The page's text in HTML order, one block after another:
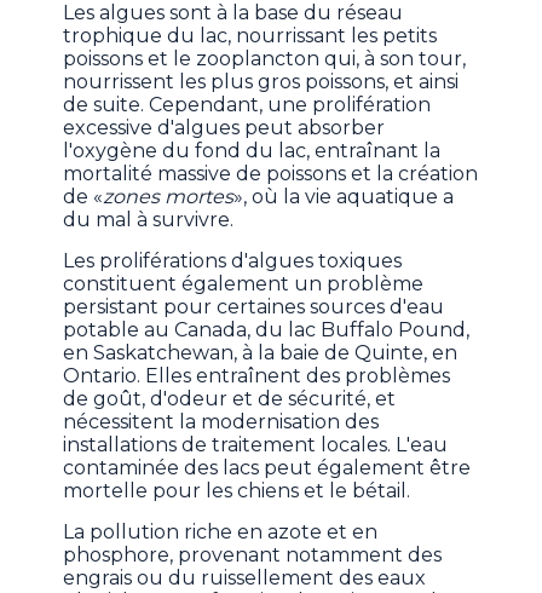
Les algues sont à la base du réseau
trophique du lac, nourrissant les petits
poissons et le zooplancton qui, à son tour,
nourrissent les plus gros poissons, et ainsi
de suite. Cependant, une prolifération
excessive d'algues peut absorber
l'oxygène du fond du lac, entraînant la
mortalité massive de poissons et la création
de «zones mortes», où la vie aquatique a
du mal à survivre.
Les proliférations d'algues toxiques
constituent également un problème
persistant pour certaines sources d'eau
potable au Canada, du lac Buffalo Pound,
en Saskatchewan, à la baie de Quinte, en
Ontario. Elles entraînent des problèmes
de goût, d'odeur et de sécurité, et
nécessitent la modernisation des
installations de traitement locales. L'eau
contaminée des lacs peut également être
mortelle pour les chiens et le bétail.
La pollution riche en azote et en
phosphore, provenant notamment des
engrais ou du ruissellement des eaux